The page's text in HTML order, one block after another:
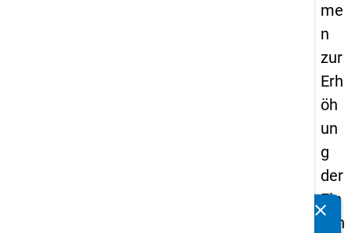
me
n
zur
Erh
öh
un
g
der
Ein
sch
clear